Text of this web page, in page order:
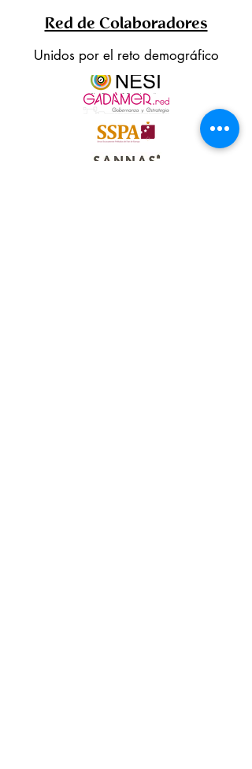
Red de Colaboradores
Unidos por el reto demográfico